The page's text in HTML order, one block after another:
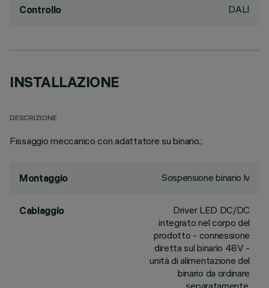
Controllo DALI
INSTALLAZIONE
DESCRIZIONE
Fissaggio meccanico con adattatore su binario.;
Montaggio Sospensione binario lv
Cablaggio
Driver LED DC/DC
integrato nel corpo del
prodotto - connessione
diretta sul binario 48V -
unità di alimentazione del
binario da ordinare
separatamente.